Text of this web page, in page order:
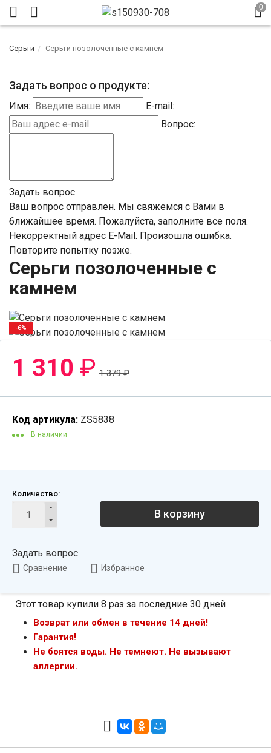
Серьги Серьги позолоченные с камнем
Задать вопрос о продукте:
Имя:
E-mail:
Вопрос:
Задать вопрос
Ваш вопрос отправлен. Мы свяжемся с Вами в
ближайшее время. Пожалуйста, заполните все поля.
Некорректный адрес E-Mail. Произошла ошибка.
Повторите попытку позже.
Серьги позолоченные с
камнем
-6%
1 310 ₽ 1 379₽
Код артикула: ZS5838
В наличии
Количество:
В корзину
Задать вопрос
Сравнение Избранное
Этот товар купили 8 раз за последние 30 дней
Возврат или обмен в течение 14 дней!
Гарантия!
Не боятся воды. Не темнеют. Не вызывают
аллергии.